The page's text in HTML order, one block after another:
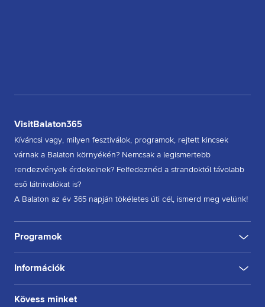
VisitBalaton365
Kíváncsi vagy, milyen fesztiválok, programok, rejtett kincsek
várnak a Balaton környékén? Nemcsak a legismertebb
rendezvények érdekelnek? Felfedeznéd a strandoktól távolabb
eső látnivalókat is?
A Balaton az év 365 napján tökéletes úti cél, ismerd meg velünk!
Programok
KULTÚRA FESZTIVÁL
TÚRA, SÉTA
KERÉKPÁROZÁS
Információk
Rólunk
Kövess minket